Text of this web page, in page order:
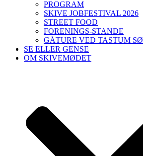
PROGRAM
SKIVE JOBFESTIVAL 2026
STREET FOOD
FORENINGS-STANDE
GÅTURE VED TASTUM SØ
SE ELLER GENSE
OM SKIVEMØDET